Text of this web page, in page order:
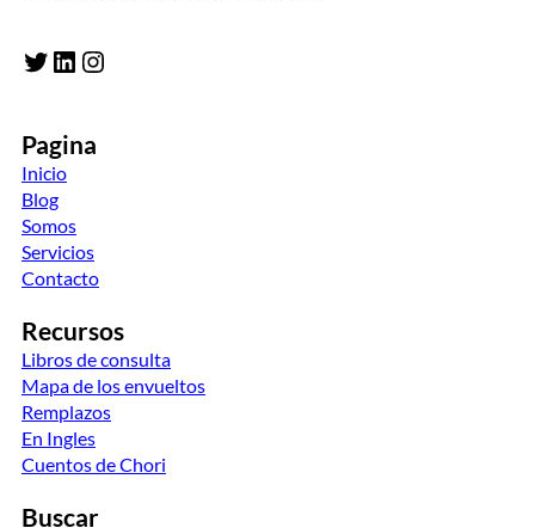
Twitter LinkedIn Instagram
Pagina
Inicio
Blog
Somos
Servicios
Contacto
Recursos
Libros de consulta
Mapa de los envueltos
Remplazos
En Ingles
Cuentos de Chori
Buscar